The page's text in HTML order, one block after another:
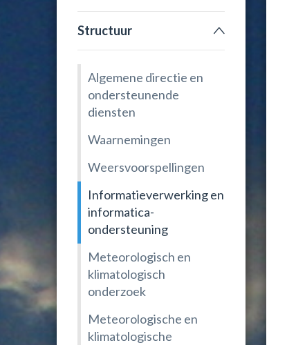
Structuur
Algemene directie en
ondersteunende
diensten
Waarnemingen
Weersvoorspellingen
Informatieverwerking en
informatica-
ondersteuning
Meteorologisch en
klimatologisch
onderzoek
Meteorologische en
klimatologische